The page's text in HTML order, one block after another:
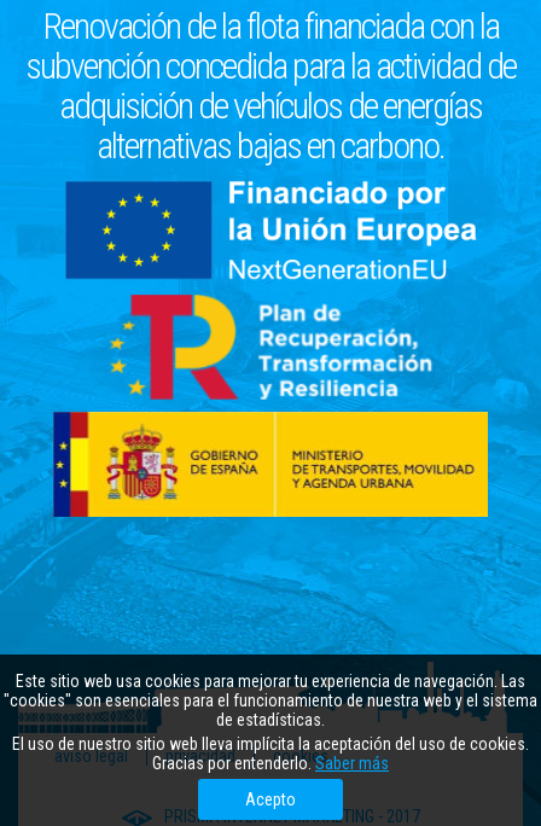
Este sitio web usa cookies para mejorar tu experiencia de navegación. Las
"cookies" son esenciales para el funcionamiento de nuestra web y el sistema
de estadísticas.
El uso de nuestro sitio web lleva implícita la aceptación del uso de cookies.
Gracias por entenderlo.Saber más
Acepto
Renovación de la flota financiada con la
subvención concedida para la actividad de
adquisición de vehículos de energías
alternativas bajas en carbono.
aviso legal privacidad cookies
PRISMA INTERNET MARKETING - 2017